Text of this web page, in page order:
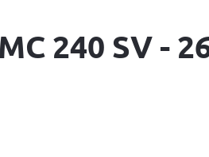
240 SV -